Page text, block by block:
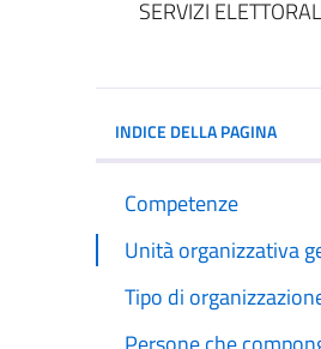
SERVIZI
INDICE DELLA PAGINA
Competenze
Unità organizzativa
Tipo di